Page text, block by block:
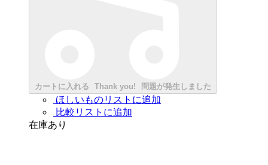
カートに入れる Thank you! 問題が発生しました
ほしいものリストに追加
比較リストに追加
在庫あり